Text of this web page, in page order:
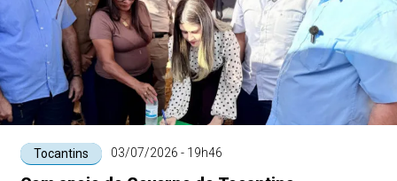
Tocantins 03/07/2026 - 19h46